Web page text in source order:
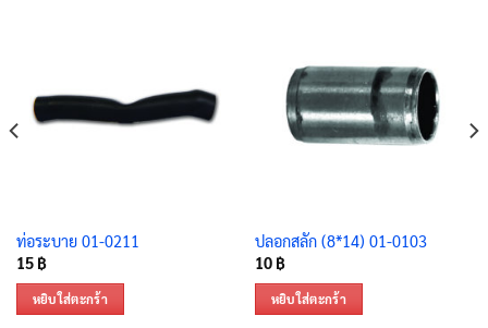
ท่อระบาย 01-0211
15 ฿
หยิบใส่ตะกร้า
ปลอกสลัก (8*14) 01-0103
10 ฿
หยิบใส่ตะกร้า